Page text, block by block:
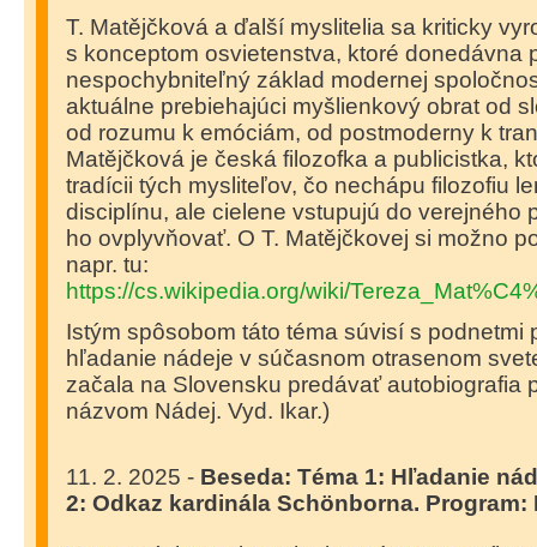
T. Matějčková a ďalší myslitelia sa kriticky
s konceptom osvietenstva, ktoré donedávna
nespochybniteľný základ modernej
aktuálne prebiehajúci myšlienkový obrat od
od rozumu k emóciám, od postmoderny k
Matějčková je česká filozofka a publicistka,
tradícii tých mysliteľov, čo nechápu filozofiu
disciplínu, ale cielene vstupujú do verejného
ho ovplyvňovať. O T. Matějčkovej si možno
napr. tu:
https://cs.wikipedia.org/wiki/
Istým spôsobom táto téma súvisí s podnetmi
hľadanie nádeje v súčasnom otrasenom
začala na Slovensku predávať autobiografia
názvom Nádej. Vyd. Ikar.)
11. 2. 2025 - Beseda: Téma 1: Hľadanie
2: Odkaz kardinála Schönborna. Program: